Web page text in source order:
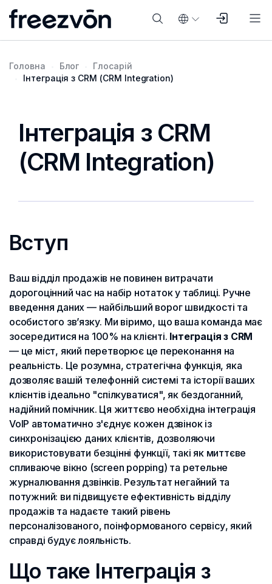
Головна Блог
Глосарій
Інтеграція з CRM (CRM Integration)
Інтеграція з CRM
(CRM Integration)
Вступ
Ваш відділ продажів не повинен витрачати
дорогоцінний час на набір нотаток у таблиці. Ручне
введення даних — найбільший ворог швидкості та
особистого зв’язку. Ми віримо, що ваша команда має
зосередитися на 100% на клієнті. Інтеграція з CRM
— це міст, який перетворює це переконання на
реальність. Це розумна, стратегічна функція, яка
дозволяє вашій телефонній системі та історії ваших
клієнтів ідеально "спілкуватися", як бездоганний,
надійний помічник. Ця життєво необхідна інтеграція
VoIP автоматично з'єднує кожен дзвінок із
синхронізацією даних клієнтів, дозволяючи
використовувати безцінні функції, такі як миттєве
спливаюче вікно (screen popping) та ретельне
журналювання дзвінків. Результат негайний та
потужний: ви підвищуєте ефективність відділу
продажів та надаєте такий рівень
персоналізованого, поінформованого сервісу, який
справді будує лояльність.
Що таке Інтеграція з